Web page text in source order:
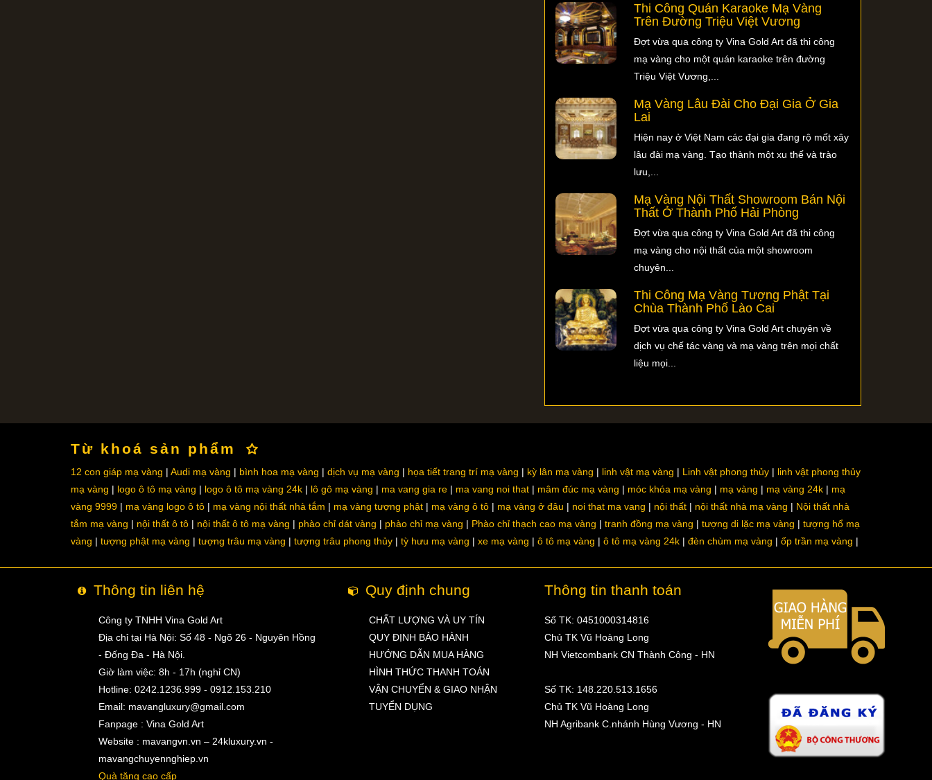
Thi Công Quán Karaoke Mạ Vàng
Trên Đường Triệu Việt Vương
Đợt vừa qua công ty Vina Gold Art đã thi công
mạ vàng cho một quán karaoke trên đường
Triệu Việt Vương,...
Mạ Vàng Lâu Đài Cho Đại Gia Ở Gia
Lai
Hiện nay ở Việt Nam các đại gia đang rộ mốt xây
lâu đài mạ vàng. Tạo thành một xu thế và trào
lưu,...
Mạ Vàng Nội Thất Showroom Bán Nội
Thất Ở Thành Phố Hải Phòng
Đợt vừa qua công ty Vina Gold Art đã thi công
mạ vàng cho nội thất của một showroom
chuyên...
Thi Công Mạ Vàng Tượng Phật Tại
Chùa Thành Phố Lào Cai
Đợt vừa qua công ty Vina Gold Art chuyên về
dịch vụ chế tác vàng và mạ vàng trên mọi chất
liệu mọi...
Từ khoá sản phẩm
12 con giáp mạ vàng Audi mạ vàng bình hoa mạ vàng dịch vụ mạ vàng họa tiết trang trí mạ vàng kỳ lân mạ vàng linh vật mạ vàng Linh vật phong thủy
linh vật phong thủy
mạ vàng
logo ô tô mạ vàng logo ô tô mạ vàng 24k lô gô mạ vàng ma vang gia re ma vang noi that mâm đúc mạ vàng móc khóa mạ vàng mạ vàng mạ vàng 24k
mạ
vàng 9999
mạ vàng logo ô tô mạ vàng nội thất nhà tắm mạ vàng tượng phật mạ vàng ô tô mạ vàng ở đâu noi that ma vang nội thất nội thất nhà mạ vàng
Nội thất nhà
tắm mạ vàng
nội thất ô tô nội thất ô tô mạ vàng phào chỉ dát vàng phào chỉ mạ vàng Phào chỉ thạch cao mạ vàng tranh đồng mạ vàng tượng di lặc mạ vàng
tượng hổ mạ
vàng
tượng phật mạ vàng tượng trâu mạ vàng tượng trâu phong thủy tỳ hưu mạ vàng xe mạ vàng ô tô mạ vàng ô tô mạ vàng 24k đèn chùm mạ vàng ốp trần mạ vàng
Thông tin liên hệ
Công ty TNHH Vina Gold Art
Địa chỉ tại Hà Nội: Số 48 - Ngõ 26 - Nguyên Hồng
- Đống Đa - Hà Nội.
Giờ làm việc: 8h - 17h (nghỉ CN)
Hotline: 0242.1236.999 - 0912.153.210
Email: mavangluxury@gmail.com
Fanpage : Vina Gold Art
Website : mavangvn.vn – 24kluxury.vn -
mavangchuyennghiep.vn
Quà tặng cao cấp
Quy định chung
CHẤT LƯỢNG VÀ UY TÍN
QUY ĐỊNH BẢO HÀNH
HƯỚNG DẪN MUA HÀNG
HÌNH THỨC THANH TOÁN
VẬN CHUYỂN & GIAO NHẬN
TUYỂN DỤNG
Thông tin thanh toán
Số TK: 0451000314816
Chủ TK Vũ Hoàng Long
NH Vietcombank CN Thành Công - HN
Số TK: 148.220.513.1656
Chủ TK Vũ Hoàng Long
NH Agribank C.nhánh Hùng Vương - HN